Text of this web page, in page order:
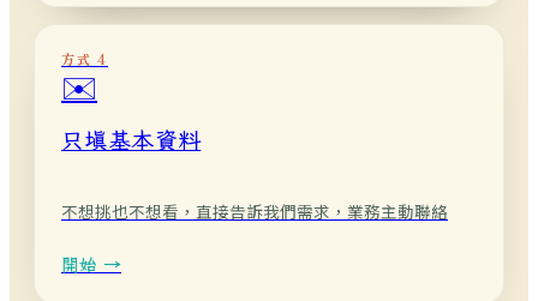
方式 4
✉️
只填基本資料
不想挑也不想看，直接告訴我們需求，業務主動聯絡
開始 →